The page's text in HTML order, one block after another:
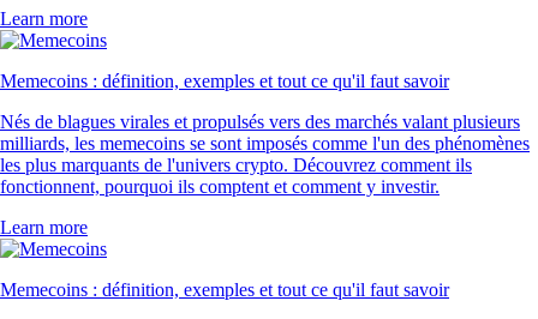
Learn more
Memecoins : définition, exemples et tout ce qu'il faut savoir
Nés de blagues virales et propulsés vers des marchés valant plusieurs
milliards, les memecoins se sont imposés comme l'un des phénomènes
les plus marquants de l'univers crypto. Découvrez comment ils
fonctionnent, pourquoi ils comptent et comment y investir.
Learn more
Memecoins : définition, exemples et tout ce qu'il faut savoir